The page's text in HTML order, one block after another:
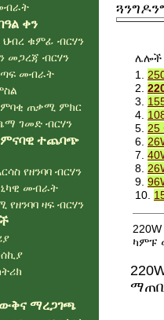
ሌሎች
1.
2.
3.
4.
5.
6.
7.
8.
9.
10.
ካምፑ
ቀን
ህብረ ቁምፊ ብርሃን
መጋረጃ ብርሃን
መብራት
ጠቃሚ ምክር
ገመድ ብርሃን
ተጨባጭ
የዘንባባ ብርሃን
መብራት
የዘንባባ ዛፍ ብርሃን
ማረጋገጫ